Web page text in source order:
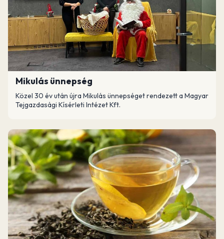
Mikulás ünnepség
Közel 30 év után újra Mikulás ünnepséget rendezett a Magyar
Tejgazdasági Kísérleti Intézet Kft.